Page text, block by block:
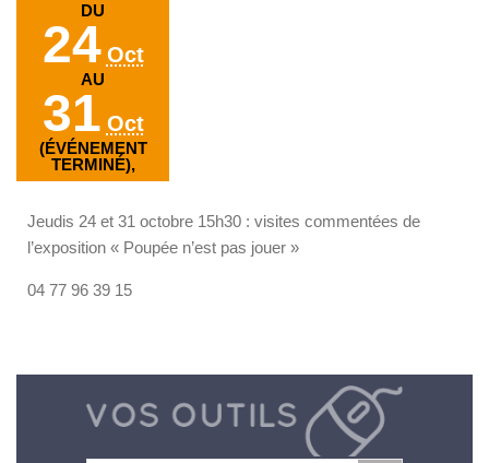
DU
24 Oct
AU
31 Oct
(ÉVÉNEMENT
TERMINÉ),
Jeudis 24 et 31 octobre 15h30 : visites commentées de
l’exposition « Poupée n’est pas jouer »
04 77 96 39 15